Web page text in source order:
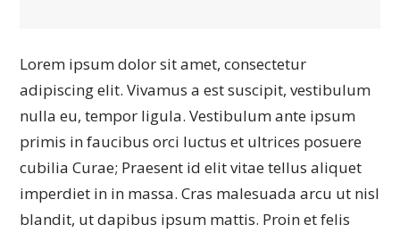
Lorem ipsum dolor sit amet, consectetur
adipiscing elit. Vivamus a est suscipit, vestibulum
nulla eu, tempor ligula. Vestibulum ante ipsum
primis in faucibus orci luctus et ultrices posuere
cubilia Curae; Praesent id elit vitae tellus aliquet
imperdiet in in massa. Cras malesuada arcu ut nisl
blandit, ut dapibus ipsum mattis. Proin et felis